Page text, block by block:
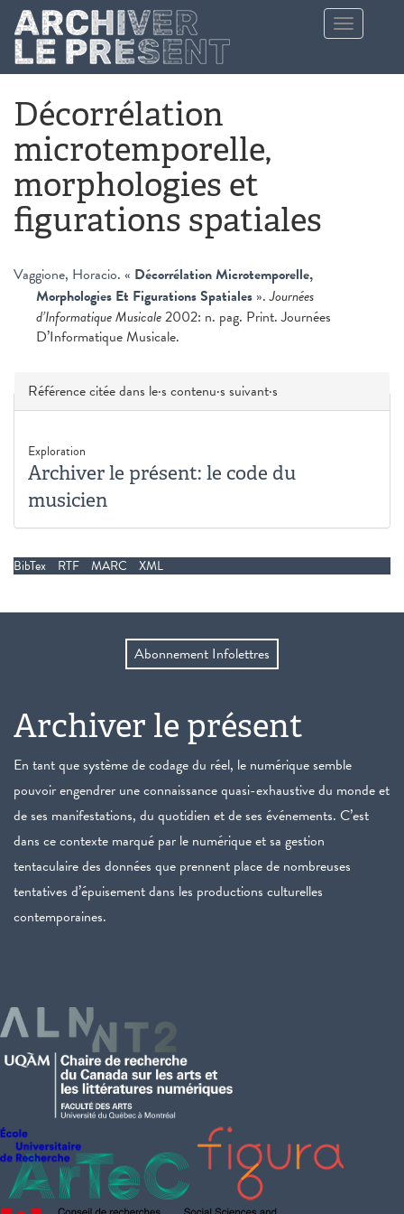
Aller au contenu principal
Toggle
navigation
Décorrélation
microtemporelle,
morphologies et
figurations spatiales
Vaggione, Horacio. « Décorrélation Microtemporelle,
Morphologies Et Figurations Spatiales ».Journées
d’Informatique Musicale2002: n. pag. Print. Journées
D’Informatique Musicale.
Masquer
Référence citée dans le·s contenu·s suivant·s
Exploration
Archiver le présent: le code du
musicien
BibTex RTF MARC XML
Abonnement Infolettres
Archiver le présent
En tant que système de codage du réel, le numérique semble
pouvoir engendrer une connaissance quasi-exhaustive du monde et
de ses manifestations, du quotidien et de ses événements. C’est
dans ce contexte marqué par le numérique et sa gestion
tentaculaire des données que prennent place de nombreuses
tentatives d’épuisement dans les productions culturelles
contemporaines.